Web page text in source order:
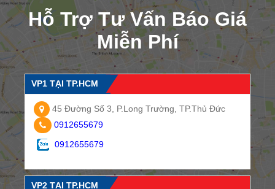
Hỗ Trợ Tư Vấn Báo Giá
Miễn Phí
VP1 TẠI TP.HCM
45 Đường Số 3, P.Long Trường, TP.Thủ Đức
0912655679
0912655679
VP2 TẠI TP.HCM